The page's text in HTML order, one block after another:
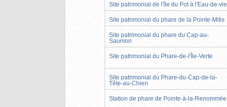
Site patrimonial de l'île du Pot à l'Eau-de-vie
Site patrimonial du phare de la Pointe-Mitis
Site patrimonial du phare du Cap-au-
Saumon
Site patrimonial du Phare-de-l'Île-Verte
Site patrimonial du Phare-du-Cap-de-la-
Tête-au-Chien
Station de phare de Pointe-à-la-Renommée